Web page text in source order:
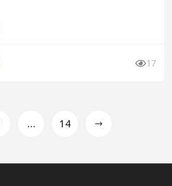
17
… 14